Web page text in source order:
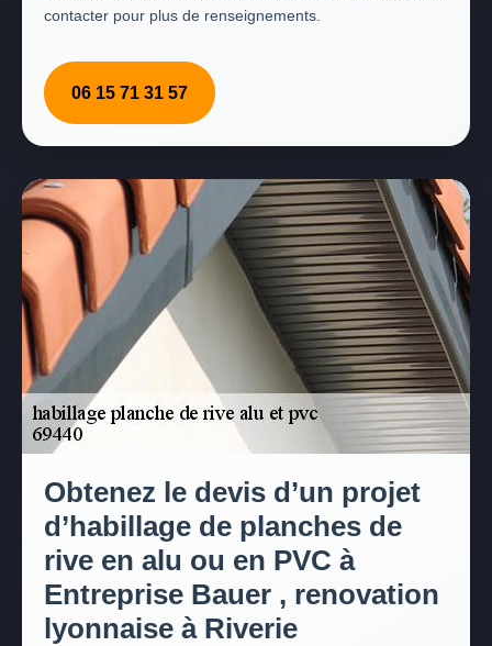
contacter pour plus de renseignements.
06 15 71 31 57
Obtenez le devis d’un projet
d’habillage de planches de
rive en alu ou en PVC à
Entreprise Bauer , renovation
lyonnaise à Riverie